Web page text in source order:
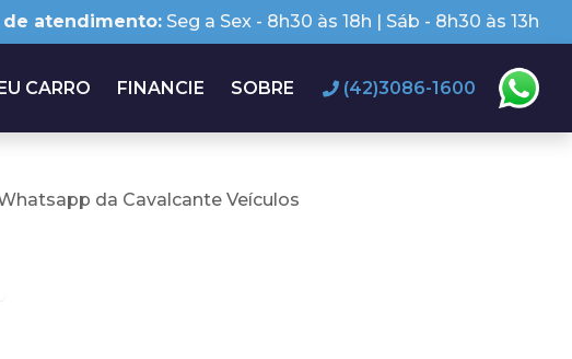
de atendimento: Seg a Sex - 8h30 às 18h | Sáb - 8h30 às 13h
CARRO FINANCIE SOBRE (42)3086-1600
da Cavalcante Veículos